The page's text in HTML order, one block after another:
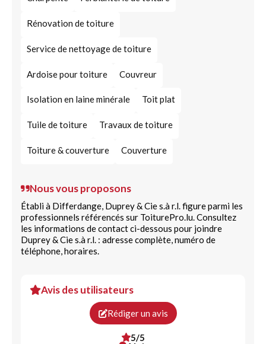
Rénovation de toiture
Service de nettoyage de toiture
Ardoise pour toiture Couvreur
Isolation en laine minérale Toit plat
Tuile de toiture Travaux de toiture
Toiture & couverture Couverture
Nous vous proposons
Établi à Differdange, Duprey & Cie s.à r.l. figure parmi les
professionnels référencés sur ToiturePro.lu. Consultez
les informations de contact ci-dessous pour joindre
Duprey & Cie s.à r.l. : adresse complète, numéro de
téléphone, horaires.
Avis des utilisateurs
Rédiger un avis
5/5